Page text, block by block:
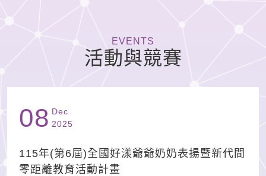
EVENTS
活動與競賽
08 Dec
2025
115年(第6屆)全國好漾爺爺奶奶表揚暨新代間
零距離教育活動計畫